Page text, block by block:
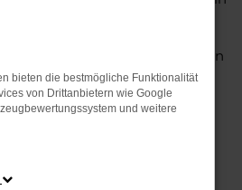
außer Frage. Hinzu kommen
einer Individualisierung
Ein VW Tiguan
ist ein Fahrzeug, wie es
und überzeugt durch
sehr soliden Werterhalt. Bei
dass Sie sich über einen
dürfen und beim Kauf auf
als 80 Jahren Erfahrung
bieten die bestmögliche Funktionalität
von Drittanbietern wie Google
und weitere